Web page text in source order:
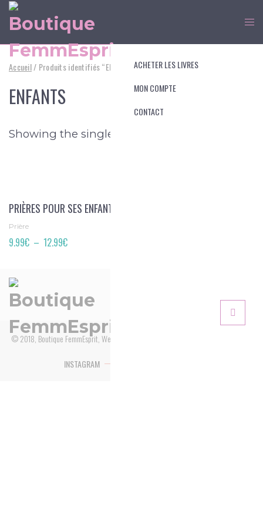
ACHETER LES LIVRES
MON COMPTE
CONTACT
Accueil/ Produits identifiés “ENFANTS”
ENFANTS
Showing the single result
PRIÈRES POUR SES ENFANTS
Prière
9.99€ – 12.99€Plage
à
12.99€
© 2018, Boutique FemmEsprit, Webmaster : MMentreprise
INSTAGRAM